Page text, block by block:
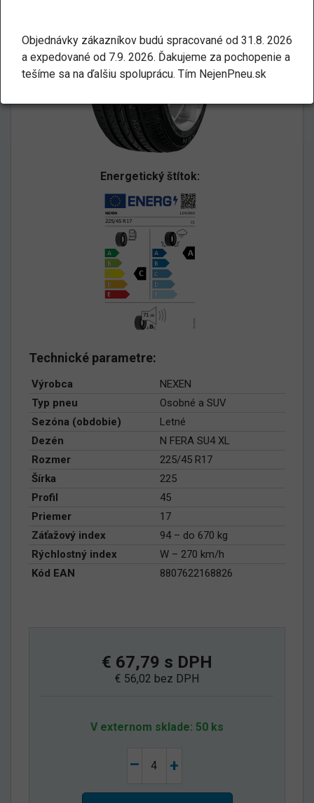
Energetický štítok:
Technické parametre:
Výrobca
NEXEN
Typ pneu
Osobné a SUV
Sezóna (obdobie)
Letné
Dezén
N FERA SU4 XL
Rozmer
225/45 R17
Šírka
225
Profil
45
Priemer
17
Záťažový index
94 – do 670 kg
Rýchlostný index
W – 270 km/h
Kód EAN
8807622168826
€ 67,79 s DPH
€ 56,02 bez DPH
V externom sklade: 50 ks
– +
Objednávky zákazníkov budú spracované od 31.8. 2026
a expedované od 7.9. 2026. Ďakujeme za pochopenie a
tešíme sa na ďalšiu spoluprácu. Tím NejenPneu.sk